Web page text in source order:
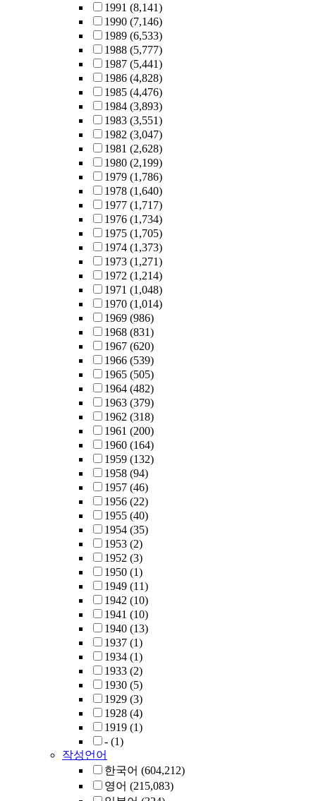
1991 (8,141)
1990 (7,146)
1989 (6,533)
1988 (5,777)
1987 (5,441)
1986 (4,828)
1985 (4,476)
1984 (3,893)
1983 (3,551)
1982 (3,047)
1981 (2,628)
1980 (2,199)
1979 (1,786)
1978 (1,640)
1977 (1,717)
1976 (1,734)
1975 (1,705)
1974 (1,373)
1973 (1,271)
1972 (1,214)
1971 (1,048)
1970 (1,014)
1969 (986)
1968 (831)
1967 (620)
1966 (539)
1965 (505)
1964 (482)
1963 (379)
1962 (318)
1961 (200)
1960 (164)
1959 (132)
1958 (94)
1957 (46)
1956 (22)
1955 (40)
1954 (35)
1953 (2)
1952 (3)
1950 (1)
1949 (11)
1942 (10)
1941 (10)
1940 (13)
1937 (1)
1934 (1)
1933 (2)
1930 (5)
1929 (3)
1928 (4)
1919 (1)
- (1)
작성언어
한국어 (604,212)
영어 (215,083)